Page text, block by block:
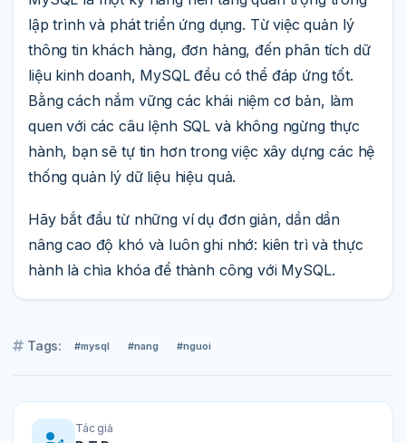
lập trình và phát triển ứng dụng. Từ việc quản lý
thông tin khách hàng, đơn hàng, đến phân tích dữ
liệu kinh doanh, MySQL đều có thể đáp ứng tốt.
Bằng cách nắm vững các khái niệm cơ bản, làm
quen với các câu lệnh SQL và không ngừng thực
hành, bạn sẽ tự tin hơn trong việc xây dựng các hệ
thống quản lý dữ liệu hiệu quả.
Hãy bắt đầu từ những ví dụ đơn giản, dần dần
nâng cao độ khó và luôn ghi nhớ: kiên trì và thực
hành là chìa khóa để thành công với MySQL.
Tags: #mysql #nang #nguoi
Tác giả